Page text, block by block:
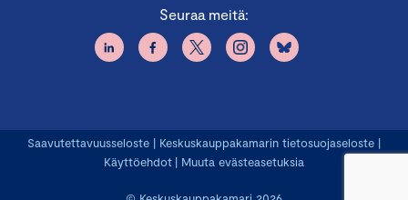
Seuraa meitä:
Saavutettavuusseloste | Keskuskauppakamarin tietosuojaseloste |
Käyttöehdot | Muuta evästeasetuksia